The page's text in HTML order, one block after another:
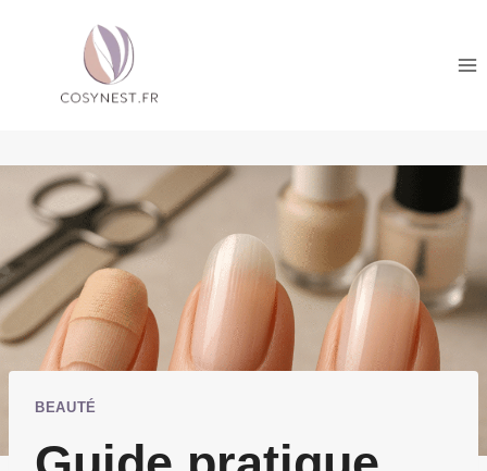
BEAUTÉ